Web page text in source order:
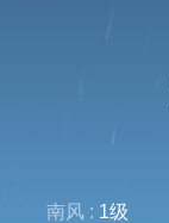
南风 : 1级